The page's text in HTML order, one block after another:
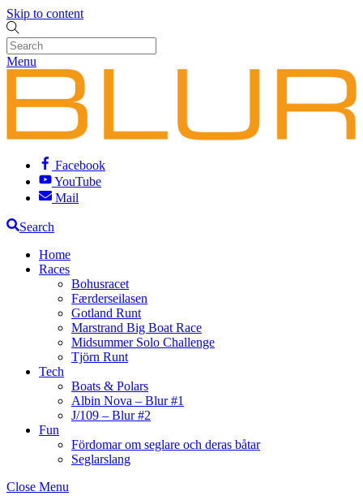
Skip to content
Menu
Facebook
YouTube
Mail
Search
Home
Races
Bohusracet
Færderseilasen
Gotland Runt
Marstrand Big Boat Race
Midsummer Solo Challenge
Tjörn Runt
Tech
Boats & Polars
Albin Nova – Blur #1
J/109 – Blur #2
Fun
Fördomar om seglare och deras båtar
Seglarslang
Close Menu